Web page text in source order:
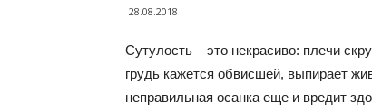
28.08.2018
Сутулость – это некрасиво: плечи
грудь кажется обвисшей, выпирает
неправильная осанка еще и вредит